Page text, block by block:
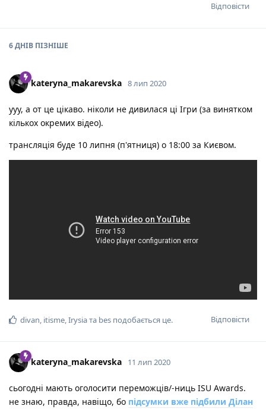
Відповісти
6 ДНІВ ПІЗНІШЕ
kateryna_makarevska 8 лип 2020
ууу, а от це цікаво. ніколи не дивилася ці Ігри (за винятком
кількох окремих відео).
трансляція буде 10 липня (п'ятниця) о 18:00 за Києвом.
Відповісти
divan, itisme,Irysiaта bes подобається це.
kateryna_makarevska 11 лип 2020
сьогодні мають оголосити переможців/-ниць ISU Awards.
не знаю, правда, навіщо, бо підсумки вже підбили Ділан